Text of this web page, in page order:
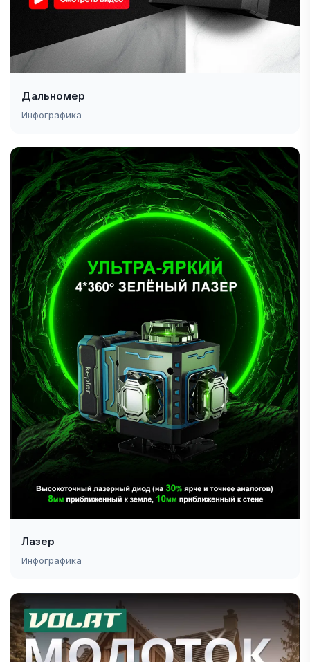
Дальномер
Инфографика
Лазер
Инфографика